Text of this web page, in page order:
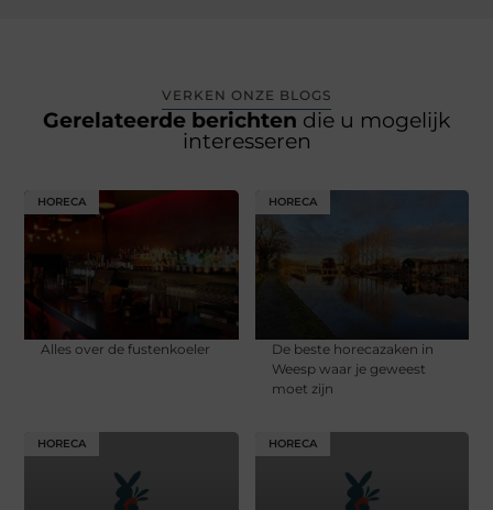
VERKEN ONZE BLOGS
Gerelateerde berichten die u mogelijk
interesseren
HORECA
Alles over de fustenkoeler
HORECA
De beste horecazaken in
Weesp waar je geweest
moet zijn
HORECA HORECA